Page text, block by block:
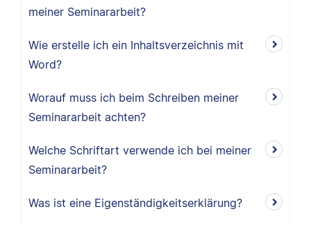
meiner Seminararbeit?
Wie erstelle ich ein Inhaltsverzeichnis mit
Word?
Worauf muss ich beim Schreiben meiner
Seminararbeit achten?
Welche Schriftart verwende ich bei meiner
Seminararbeit?
Was ist eine Eigenständigkeitserklärung?